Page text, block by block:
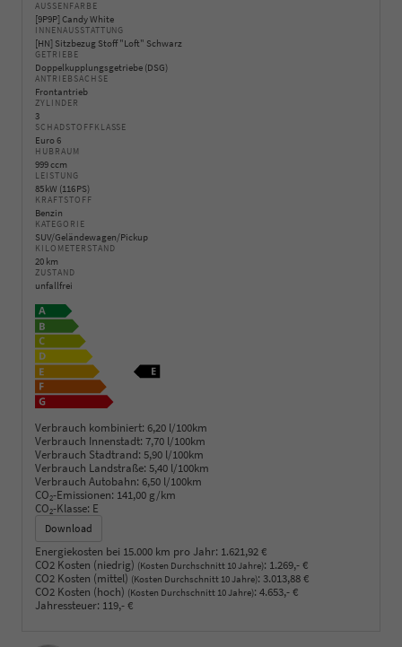
AUSSENFARBE
[9P9P] Candy White
INNENAUSSTATTUNG
[HN] Sitzbezug Stoff "Loft" Schwarz
GETRIEBE
Doppelkupplungsgetriebe (DSG)
ANTRIEBSACHSE
Frontantrieb
ZYLINDER
3
SCHADSTOFFKLASSE
Euro 6
HUBRAUM
999 ccm
LEISTUNG
85 kW (116 PS)
KRAFTSTOFF
Benzin
KATEGORIE
SUV/Geländewagen/Pickup
KILOMETERSTAND
20 km
ZUSTAND
unfallfrei
Verbrauch kombiniert: 6,20 l/100km
Verbrauch Innenstadt: 7,70 l/100km
Verbrauch Stadtrand: 5,90 l/100km
Verbrauch Landstraße: 5,40 l/100km
Verbrauch Autobahn: 6,50 l/100km
CO2-Emissionen: 141,00 g/km
CO2-Klasse: E
Download
Energiekosten bei 15.000 km pro Jahr: 1.621,92 €
CO2 Kosten (niedrig) (Kosten Durchschnitt 10 Jahre): 1.269,- €
CO2 Kosten (mittel) (Kosten Durchschnitt 10 Jahre): 3.013,88 €
CO2 Kosten (hoch) (Kosten Durchschnitt 10 Jahre): 4.653,- €
Jahressteuer: 119,- €